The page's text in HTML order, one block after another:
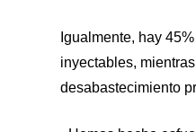
Igualmente, hay
inyectables,
desabastecimiento